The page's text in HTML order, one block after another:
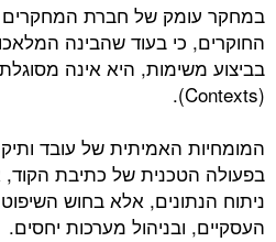
במחקר עומק של חברת המחקרים
החוקרים, כי בעוד שהבינה
בביצוע משימות, היא אינה
(Contexts).
המומחיות האמיתית של עובד
בפעולה הטכנית של כתיבת הקוד,
ניתוח הנתונים, אלא בחוש
העסקיים, ובניהול מערכות יחסים.